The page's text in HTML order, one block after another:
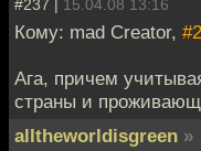
#237 | 15.04.08 13:16
Кому: mad Creator,
Ага, причем
страны и
alltheworldisgreen »